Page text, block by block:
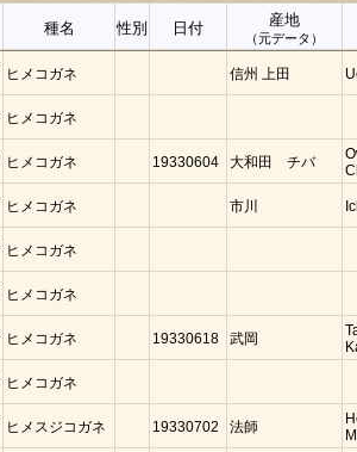
種名 性別 日付 産地
（元データ）
ヒメコガネ 信州 上田
ヒメコガネ
ヒメコガネ 19330604 大和田 チバ
ヒメコガネ 市川
ヒメコガネ
ヒメコガネ
ヒメコガネ 19330618 武岡
ヒメコガネ
ヒメスジコガネ 19330702 法師